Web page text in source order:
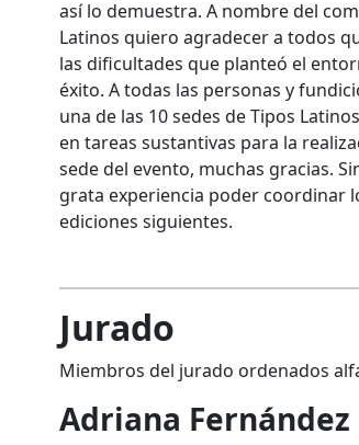
así lo demuestra. A nombre del
Latinos quiero agradecer a todos
las dificultades que planteó el
éxito. A todas las personas y
una de las 10 sedes de Tipos
en tareas sustantivas para la
sede del evento, muchas gracias.
grata experiencia poder coordinar
ediciones siguientes.
Jurado
Miembros del jurado ordenados
Adriana Fernández